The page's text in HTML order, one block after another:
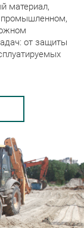
материал,
промышленном,
от защиты